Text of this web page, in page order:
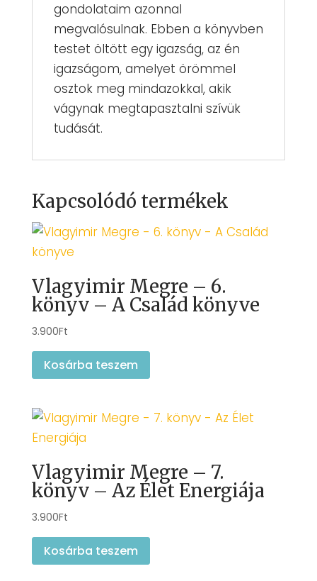
gondolataim azonnal
megvalósulnak. Ebben a könyvben
testet öltött egy igazság, az én
igazságom, amelyet örömmel
osztok meg mindazokkal, akik
vágynak megtapasztalni szívük
tudását.
Kapcsolódó termékek
Vlagyimir Megre – 6.
könyv – A Család könyve
3.900Ft
Kosárba teszem
Vlagyimir Megre – 7.
könyv – Az Élet Energiája
3.900Ft
Kosárba teszem